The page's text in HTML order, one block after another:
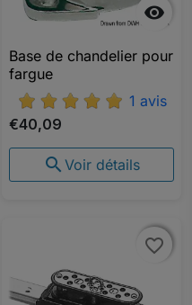

Base de chandelier pour
fargue
1 avis
€40,09
 Voir détails
favorite_border
favorite_border